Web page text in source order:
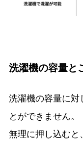
洗濯機の容量と
洗濯機の容量に対
とができません。
無理に押し込むと